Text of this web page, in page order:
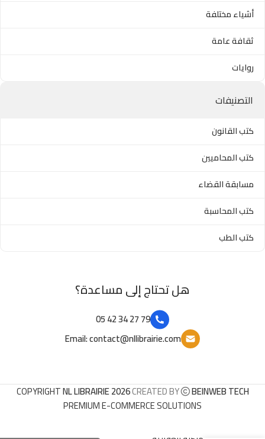
أشياء مختلفة
ثقافة عامة
روايات
التصنيفات
كتب القانون
كتب المحاميين
مسابقة القضاء
كتب المحاسبة
كتب الطب
هل تحتاج إلى مساعدة؟
79 27 34 42 05
Email: contact@nllibrairie.com
COPYRIGHTNL LIBRAIRIE 2026CREATED BY BEINWEB TECH
PREMIUM E-COMMERCE SOLUTIONS